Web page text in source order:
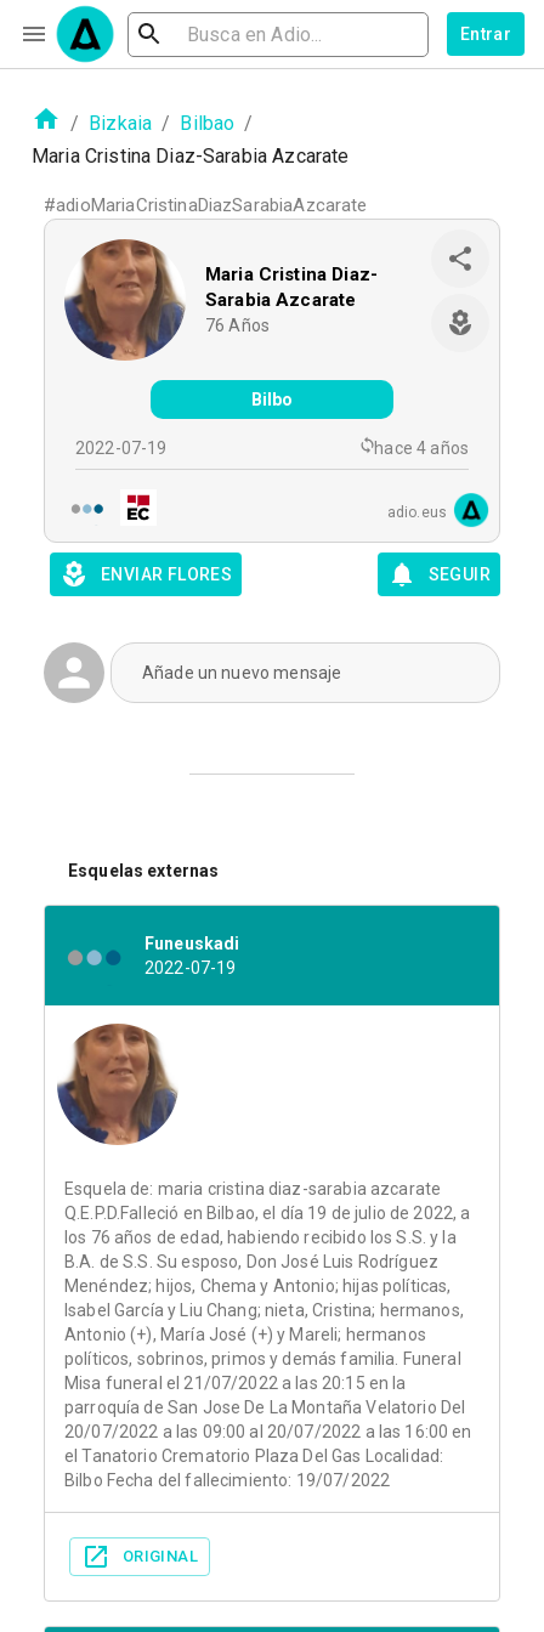
Entrar
/ Bizkaia / Bilbao /
Maria Cristina Diaz-Sarabia Azcarate
#adioMariaCristinaDiazSarabiaAzcarate
Maria Cristina Diaz-
Sarabia Azcarate
76 Años
Bilbo
2022-07-19 hace 4 años
adio.eus
ENVIAR FLORES SEGUIR
Añade un nuevo mensaje
Esquelas externas
Funeuskadi
2022-07-19
Esquela de: maria cristina diaz-sarabia azcarate
Q.E.P.D.Falleció en Bilbao, el día 19 de julio de 2022, a
los 76 años de edad, habiendo recibido los S.S. y la
B.A. de S.S. Su esposo, Don José Luis Rodríguez
Menéndez; hijos, Chema y Antonio; hijas políticas,
Isabel García y Liu Chang; nieta, Cristina; hermanos,
Antonio (+), María José (+) y Mareli; hermanos
políticos, sobrinos, primos y demás familia. Funeral
Misa funeral el 21/07/2022 a las 20:15 en la
parroquía de San Jose De La Montaña Velatorio Del
20/07/2022 a las 09:00 al 20/07/2022 a las 16:00 en
el Tanatorio Crematorio Plaza Del Gas Localidad:
Bilbo Fecha del fallecimiento: 19/07/2022
ORIGINAL